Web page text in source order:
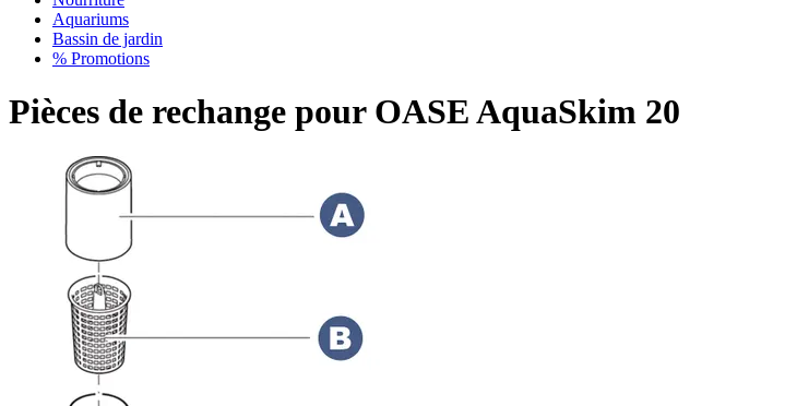
Aquariums
Bassin de jardin
% Promotions
Pièces de rechange pour OASE AquaSkim 20